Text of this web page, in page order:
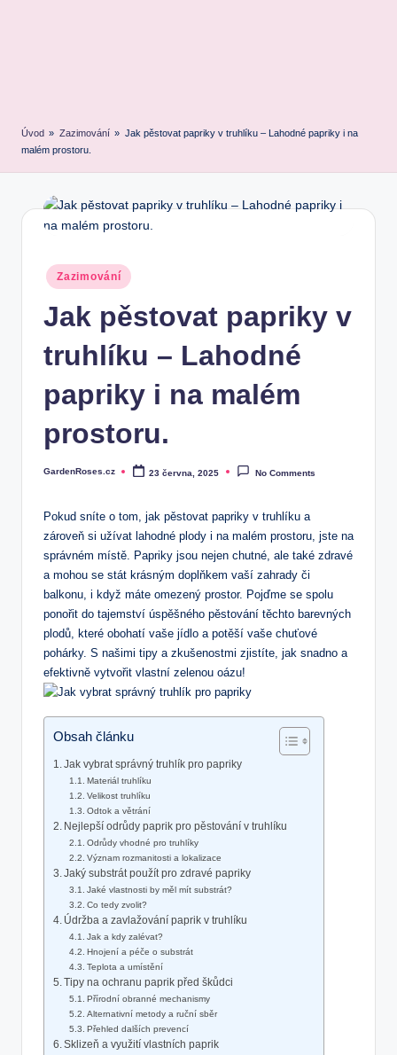
Úvod » Zazimování » Jak pěstovat papriky v truhlíku – Lahodné papriky i na
malém prostoru.
Posted
in
Zazimování
Jak pěstovat papriky v
truhlíku – Lahodné
papriky i na malém
prostoru.
Posted
GardenRoses.cz 23 června, 2025 No Comments
Pokud sníte o tom, jak pěstovat papriky v truhlíku a
zároveň si užívat lahodné plody i na malém prostoru, jste na
správném místě. Papriky jsou nejen chutné, ale také zdravé
a mohou se stát krásným doplňkem vaší zahrady či
balkonu, i když máte omezený prostor. Pojďme se spolu
ponořit do tajemství úspěšného pěstování těchto barevných
plodů, které obohatí vaše jídlo a potěší vaše chuťové
pohárky. S našimi tipy a zkušenostmi zjistíte, jak snadno a
efektivně vytvořit vlastní zelenou oázu!
Obsah článku
Jak vybrat správný truhlík pro papriky
Materiál truhlíku
Velikost truhlíku
Odtok a větrání
Nejlepší odrůdy paprik pro pěstování v truhlíku
Odrůdy vhodné pro truhlíky
Význam rozmanitosti a lokalizace
Jaký substrát použít pro zdravé papriky
Jaké vlastnosti by měl mít substrát?
Co tedy zvolit?
Údržba a zavlažování paprik v truhlíku
Jak a kdy zalévat?
Hnojení a péče o substrát
Teplota a umístění
Tipy na ochranu paprik před škůdci
Přírodní obranné mechanismy
Alternativní metody a ruční sběr
Přehled dalších prevencí
Sklizeň a využití vlastních paprik